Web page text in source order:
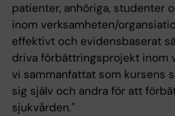
patienter, anhöriga, studenter
inom verksamheten/
effektivt och evidensbaserat
driva förbättringsprojekt inom
vi sammanfattat som kursens
sig själv och andra för att
sjukvården."